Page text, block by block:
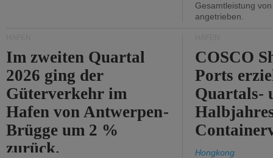
Gesamtleistung
angetrieben.
Im zweiten Quartal
2026 ging der
Güterverkehr im
Hafen von Antwerpen-
Brügge um 2 %
zurück.
COSCO
Ports
Quartals-
Hongkong